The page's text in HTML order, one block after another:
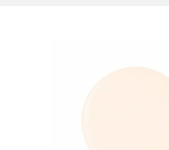
Contacto